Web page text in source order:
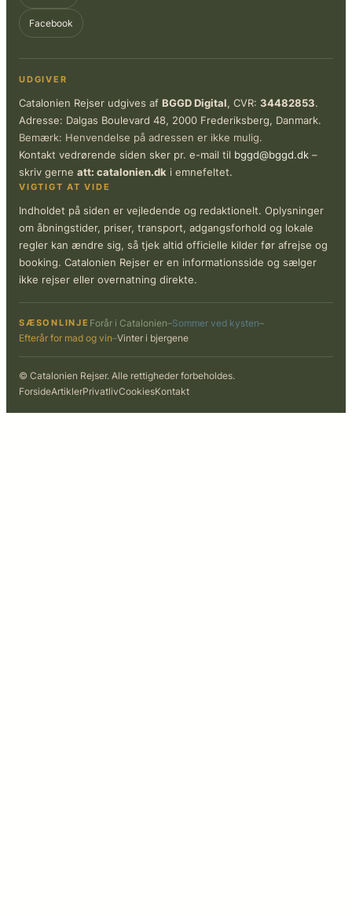
Facebook
UDGIVER
Catalonien Rejser udgives af BGGD Digital, CVR: 34482853.
Adresse: Dalgas Boulevard 48, 2000 Frederiksberg, Danmark.
Bemærk: Henvendelse på adressen er ikke mulig.
Kontakt vedrørende siden sker pr. e-mail til bggd@bggd.dk –
skriv gerne att: catalonien.dk i emnefeltet.
VIGTIGT AT VIDE
Indholdet på siden er vejledende og redaktionelt. Oplysninger
om åbningstider, priser, transport, adgangsforhold og lokale
regler kan ændre sig, så tjek altid officielle kilder før afrejse og
booking. Catalonien Rejser er en informationsside og sælger
ikke rejser eller overnatning direkte.
SÆSONLINJE Forår i Catalonien–Sommer ved kysten–
Efterår for mad og vin–Vinter i bjergene
© Catalonien Rejser. Alle rettigheder forbeholdes.
ForsideArtiklerPrivatlivCookiesKontakt